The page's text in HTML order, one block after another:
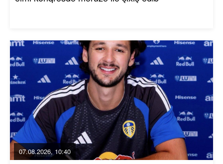
07.08.2026, 10:40